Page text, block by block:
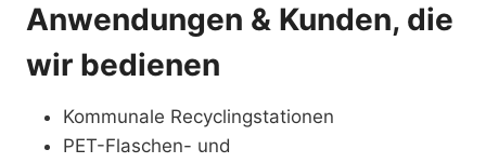
Anwendungen & Kunden, die
wir bedienen
Kommunale Recyclingstationen
PET-Flaschen- und